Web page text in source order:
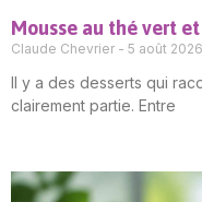
Mousse au thé vert
Claude Chevrier 5 août 2026
Il y a des desserts qui
clairement partie. Entre